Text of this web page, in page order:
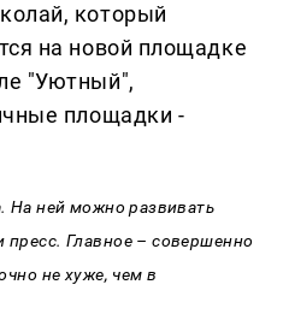
который
на новой площадке
"Уютный",
площадки -
На ней можно развивать
Главное – совершенно
не хуже, чем в